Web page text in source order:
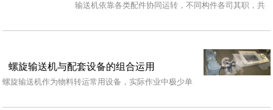
输送机依靠各类配件协同运转，不同构件各司其职，共
螺旋输送机与配套设备的组合运用
螺旋输送机作为物料转运常用设备，实际作业中极少单